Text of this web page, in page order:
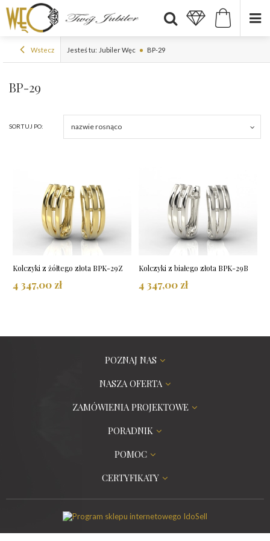
Wstecz Jesteś tu: Jubiler Węc BP-29
BP-29
SORTUJ PO: nazwie rosnąco
Kolczyki z żółtego złota BPK-29Z
4 347,00 zł
Kolczyki z białego złota BPK-29B
4 347,00 zł
POZNAJ NAS
NASZA OFERTA
ZAMÓWIENIA PROJEKTOWE
PORADNIK
POMOC
CERTYFIKATY